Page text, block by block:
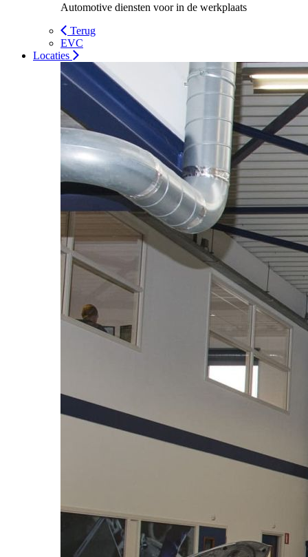
Automotive diensten voor in de werkplaats
Terug
EVC
Locaties